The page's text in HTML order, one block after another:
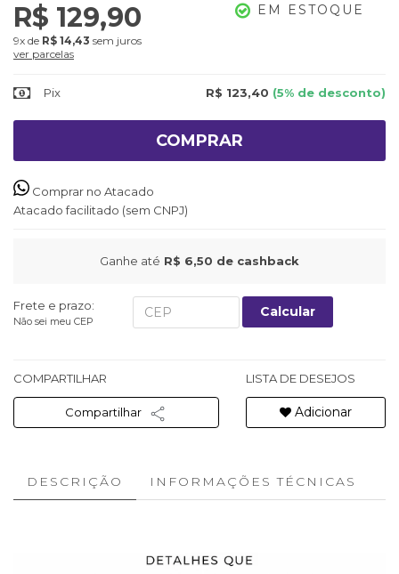
R$ 129,90
9x de R$ 14,43 sem juros
ver parcelas
EM ESTOQUE
Pix R$ 123,40 (5% de desconto)
COMPRAR
Comprar no Atacado
Atacado facilitado (sem CNPJ)
Ganhe até R$ 6,50 de cashback
Frete e prazo:
Não sei meu CEP
Calcular
COMPARTILHAR
Compartilhar
LISTA DE DESEJOS
Adicionar
DESCRIÇÃO INFORMAÇÕES TÉCNICAS